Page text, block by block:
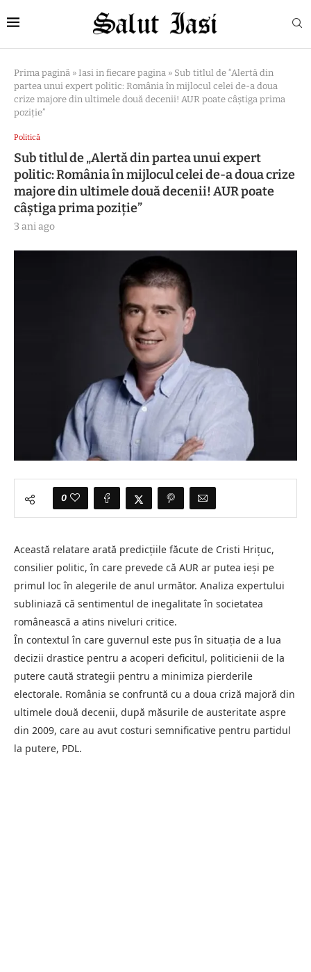
Prima pagină » Iasi in fiecare pagina » Sub titlul de “Alertă din
partea unui expert politic: România în mijlocul celei de-a doua
crize majore din ultimele două decenii! AUR poate câștiga prima
poziție”
Politică
Sub titlul de „Alertă din partea unui expert
politic: România în mijlocul celei de-a doua crize
majore din ultimele două decenii! AUR poate
câștiga prima poziție”
3 ani ago
0
Această relatare arată predicțiile făcute de Cristi Hrițuc,
consilier politic, în care prevede că AUR ar putea ieși pe
primul loc în alegerile de anul următor. Analiza expertului
subliniază că sentimentul de inegalitate în societatea
românească a atins niveluri critice.
În contextul în care guvernul este pus în situația de a lua
decizii drastice pentru a acoperi deficitul, politicienii de la
putere caută strategii pentru a minimiza pierderile
electorale. România se confruntă cu a doua criză majoră din
ultimele două decenii, după măsurile de austeritate aspre
din 2009, care au avut costuri semnificative pentru partidul
la putere, PDL.